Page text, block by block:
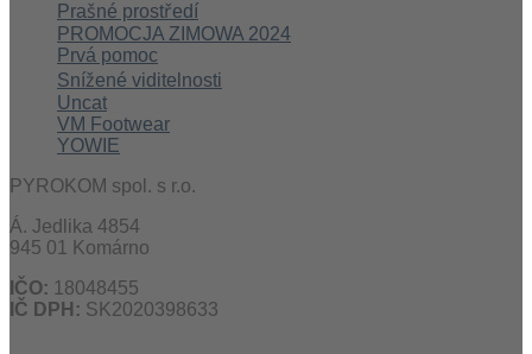
Prašné prostředí
PROMOCJA ZIMOWA 2024
Prvá pomoc
Snížené viditelnosti
Uncat
VM Footwear
YOWIE
PYROKOM spol. s r.o.
Á. Jedlika 4854
945 01 Komárno
IČO: 18048455
IČ DPH: SK2020398633